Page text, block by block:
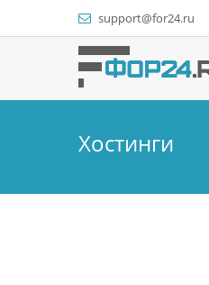
support@for24.ru
Хостинги